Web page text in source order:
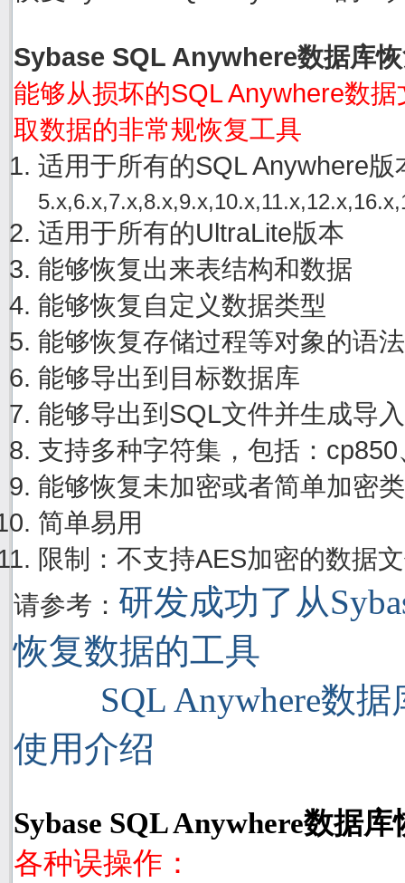
Sybase SQL Anywhere数据库
能够从损坏的SQL Anywhere数
取数据的非常规恢复工具
适用于所有的SQL Anywhere
适用于所有的UltraLite版本
能够恢复出来表结构和数据
能够恢复自定义数据类型
能够恢复存储过程等对象的语法
能够导出到目标数据库
能够导出到SQL文件并生成导
支持多种字符集，包括：
能够恢复未加密或者简单加密
简单易用
限制：不支持AES加密的数据
请参考： 研发成功了从
恢复数据的工具
SQL Anywhere数
使用介绍
Sybase SQL Anywhere数据
各种误操作：